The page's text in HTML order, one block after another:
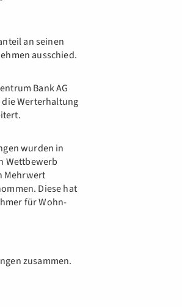
an seinen
ausschied.
Bank AG
Werterhaltung
wurden in
Wettbewerb
Mehrwert
Diese hat
für Wohn-
zusammen.